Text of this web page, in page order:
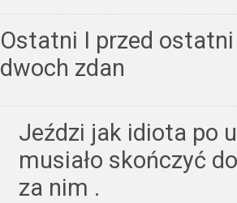
Ostatni I przed
dwoch zdan
Jeździ jak idiota po
musiało skończyć
za nim .